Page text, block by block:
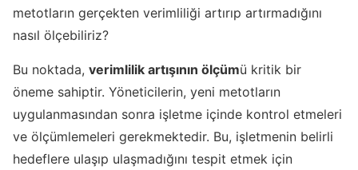
metotların gerçekten verimliliği artırıp artırmadığını
nasıl ölçebiliriz?
Bu noktada, verimlilik artışının ölçümü kritik bir
öneme sahiptir. Yöneticilerin, yeni metotların
uygulanmasından sonra işletme içinde kontrol etmeleri
ve ölçümlemeleri gerekmektedir. Bu, işletmenin belirli
hedeflere ulaşıp ulaşmadığını tespit etmek için